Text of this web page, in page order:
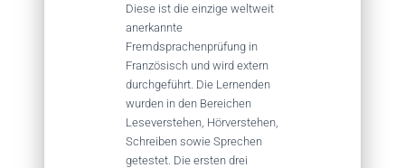
Diese ist die einzige weltweit
anerkannte
Fremdsprachenprüfung in
Französisch und wird extern
durchgeführt. Die Lernenden
wurden in den Bereichen
Leseverstehen, Hörverstehen,
Schreiben sowie Sprechen
getestet. Die ersten drei